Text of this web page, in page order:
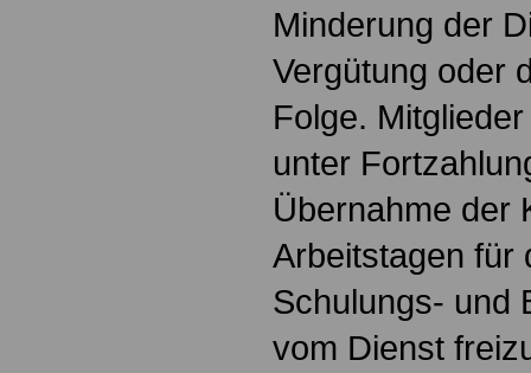
Minderung der
Vergütung oder
Folge.
unter
Übernahme der
Arbeitstagen für
Schulungs- und
vom Dienst